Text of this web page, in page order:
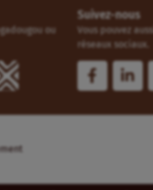
ou
Suivez-nous
Vous pouvez
réseaux sociaux.